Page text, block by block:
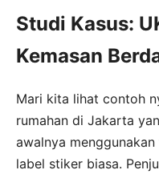
Studi Kasus:
Kemasan
Mari kita lihat contoh
rumahan di Jakarta
awalnya
label stiker biasa.